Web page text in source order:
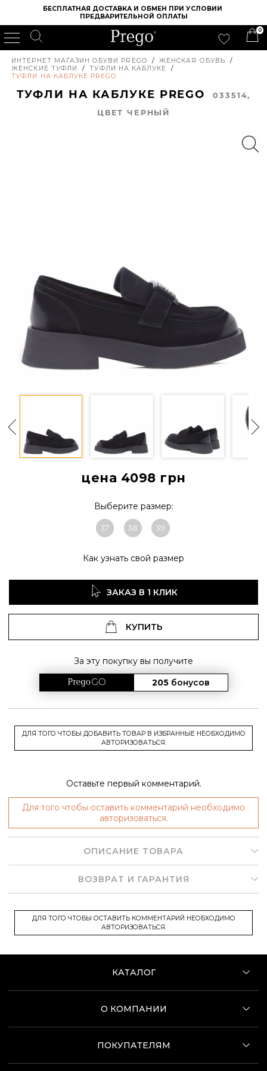
БЕСПЛАТНАЯ ДОСТАВКА И ОБМЕН ПРИ УСЛОВИИ
ПРЕДВАРИТЕЛЬНОЙ ОПЛАТЫ
0
ИНТЕРНЕТ МАГАЗИН ОБУВИ PREGO / ЖЕНСКАЯ ОБУВЬ
/
ЖЕНСКИЕ ТУФЛИ
/ ТУФЛИ НА КАБЛУКЕ
/
ТУФЛИ НА КАБЛУКЕ PREGO
ТУФЛИ НА КАБЛУКЕ PREGO033514,
ЦВЕТ ЧЕРНЫЙ
цена 4098 грн
Выберите размер:
37 38 39
Как узнать свой размер
ЗАКАЗ В 1 КЛИК
КУПИТЬ
За эту покупку вы получите
205 бонусов
ДЛЯ ТОГО ЧТОБЫ ДОБАВИТЬ ТОВАР В ИЗБРАННЫЕ НЕОБХОДИМО
АВТОРИЗОВАТЬСЯ.
Оставьте первый комментарий.
Для того чтобы оставить комментарий необходимо
авторизоваться.
ОПИСАНИЕ ТОВАРА
ВОЗВРАТ И ГАРАНТИЯ
ДЛЯ ТОГО ЧТОБЫ ОСТАВИТЬ КОММЕНТАРИЙ НЕОБХОДИМО
АВТОРИЗОВАТЬСЯ.
КАТАЛОГ
О КОМПАНИИ
ПОКУПАТЕЛЯМ